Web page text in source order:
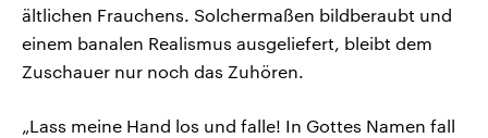
ältlichen Frauchens. Solchermaßen bildberaubt und
einem banalen Realismus ausgeliefert, bleibt dem
Zuschauer nur noch das Zuhören.
„Lass meine Hand los und falle! In Gottes Namen fall